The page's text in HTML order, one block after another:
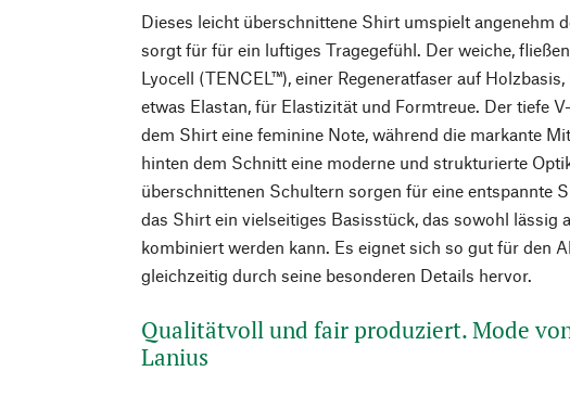
Dieses leicht überschnittene Shirt umspielt angenehm
sorgt für für ein luftiges Tragegefühl. Der weiche,
Lyocell (TENCEL™), einer Regeneratfaser auf
etwas Elastan, für Elastizität und Formtreue. Der tiefe
dem Shirt eine feminine Note, während die markante
hinten dem Schnitt eine moderne und strukturierte
überschnittenen Schultern sorgen für eine entspannte
das Shirt ein vielseitiges Basisstück, das sowohl lässig
kombiniert werden kann. Es eignet sich so gut für den
gleichzeitig durch seine besonderen Details hervor.
Qualitätvoll und fair produziert. Mode
Lanius